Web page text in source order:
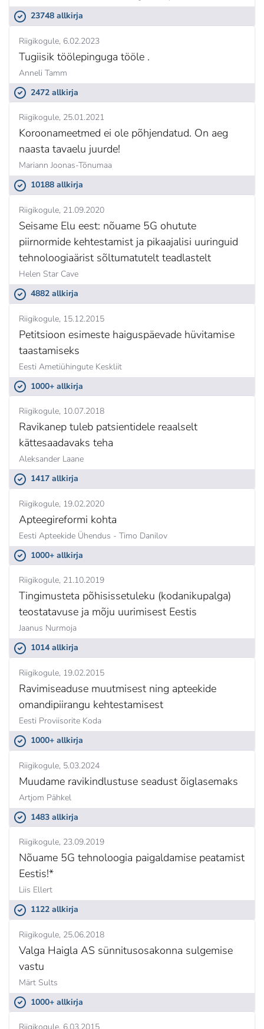
23748 allkirja
Riigikogule 6.02.2023
Tugiisik töölepinguga tööle .
Anneli Tamm
2472 allkirja
Riigikogule 25.01.2021
Koroonameetmed ei ole põhjendatud. On aeg
naasta tavaelu juurde!
Mariann Joonas-Tõnumaa
10188 allkirja
Riigikogule 21.09.2020
Seisame Elu eest: nõuame 5G ohutute
piirnormide kehtestamist ja pikaajalisi uuringuid
tehnoloogiaärist sõltumatutelt teadlastelt
Helen Star Cave
4882 allkirja
Riigikogule 15.12.2015
Petitsioon esimeste haiguspäevade hüvitamise
taastamiseks
Eesti Ametiühingute Keskliit
1000+ allkirja
Riigikogule 10.07.2018
Ravikanep tuleb patsientidele reaalselt
kättesaadavaks teha
Aleksander Laane
1417 allkirja
Riigikogule 19.02.2020
Apteegireformi kohta
Eesti Apteekide Ühendus - Timo Danilov
1000+ allkirja
Riigikogule 21.10.2019
Tingimusteta põhisissetuleku (kodanikupalga)
teostatavuse ja mõju uurimisest Eestis
Jaanus Nurmoja
1014 allkirja
Riigikogule 19.02.2015
Ravimiseaduse muutmisest ning apteekide
omandipiirangu kehtestamisest
Eesti Proviisorite Koda
1000+ allkirja
Riigikogule 5.03.2024
Muudame ravikindlustuse seadust õiglasemaks
Artjom Pähkel
1483 allkirja
Riigikogule 23.09.2019
Nõuame 5G tehnoloogia paigaldamise peatamist
Eestis!*
Liis Ellert
1122 allkirja
Riigikogule 25.06.2018
Valga Haigla AS sünnitusosakonna sulgemise
vastu
Märt Sults
1000+ allkirja